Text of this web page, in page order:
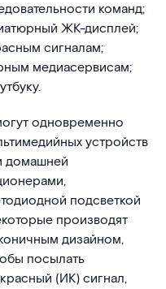
команд;
ЖК-дисплей;
сигналам;
медиасервисам;
одновременно
устройств
домашней
подсветкой
производят
дизайном,
посылать
(ИК) сигнал,